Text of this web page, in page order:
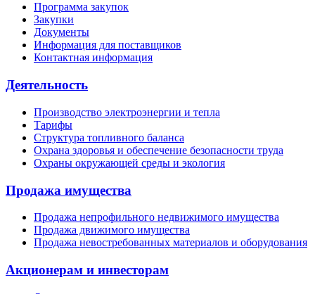
Программа закупок
Закупки
Документы
Информация для поставщиков
Контактная информация
Деятельность
Производство электроэнергии и тепла
Тарифы
Структура топливного баланса
Охрана здоровья и обеспечение безопасности труда
Охраны окружающей среды и экология
Продажа имущества
Продажа непрофильного недвижимого имущества
Продажа движимого имущества
Продажа невостребованных материалов и оборудования
Акционерам и инвесторам